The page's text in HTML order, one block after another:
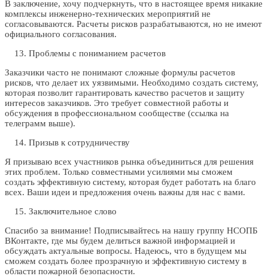
В заключение, хочу подчеркнуть, что в настоящее время никакие
комплексы инженерно-технических мероприятий не
согласовываются. Расчеты рисков разрабатываются, но не имеют
официального согласования.
Проблемы с пониманием расчетов
Заказчики часто не понимают сложные формулы расчетов
рисков, что делает их уязвимыми. Необходимо создать систему,
которая позволит гарантировать качество расчетов и защиту
интересов заказчиков. Это требует совместной работы и
обсуждения в профессиональном сообществе (ссылка на
телеграмм выше).
Призыв к сотрудничеству
Я призываю всех участников рынка объединиться для решения
этих проблем. Только совместными усилиями мы сможем
создать эффективную систему, которая будет работать на благо
всех. Ваши идеи и предложения очень важны для нас с вами.
Заключительное слово
Спасибо за внимание! Подписывайтесь на нашу группу НСОПБ
ВКонтакте, где мы будем делиться важной информацией и
обсуждать актуальные вопросы. Надеюсь, что в будущем мы
сможем создать более прозрачную и эффективную систему в
области пожарной безопасности.